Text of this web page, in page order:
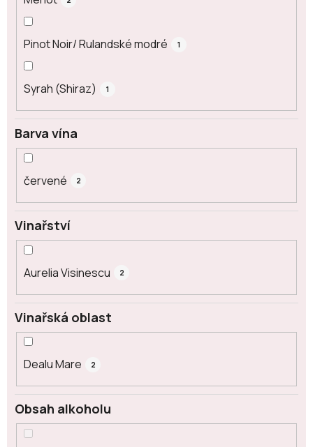
Pinot Noir/ Rulandské modré 1
Syrah (Shiraz) 1
Barva vína
červené 2
Vinařství
Aurelia Visinescu 2
Vinařská oblast
Dealu Mare 2
Obsah alkoholu